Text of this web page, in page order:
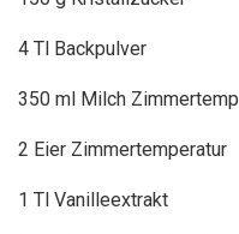
4 Tl Backpulver
350 ml Milch
2 Eier Zimmertemperatur
1 Tl Vanilleextrakt